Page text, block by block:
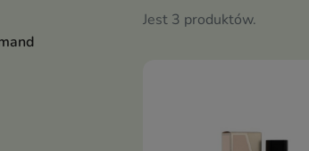
Jest 3 produktów.